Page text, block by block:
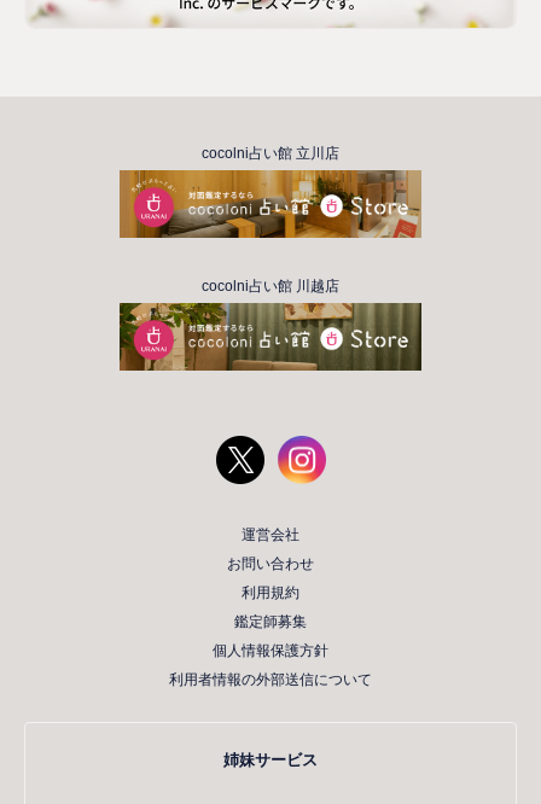
cocolni占い館 立川店
cocolni占い館 川越店
運営会社
お問い合わせ
利用規約
鑑定師募集
個人情報保護方針
利用者情報の外部送信について
姉妹サービス